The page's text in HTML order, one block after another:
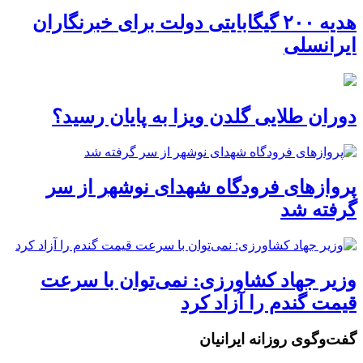
هدیه ۲۰۰ گیگابایتی دولت برای خبرنگاران
ایرانسلی
دوران طلایی گلدن ویزا به پایان رسید؟
پروازهای فرودگاه شهدای نوشهر از سر
گرفته شد
وزیر جهاد کشاورزی: نمی‌توان با سرعت
قیمت گندم را آزاد کرد
گفت‌وگوی روزانه ایرانیان